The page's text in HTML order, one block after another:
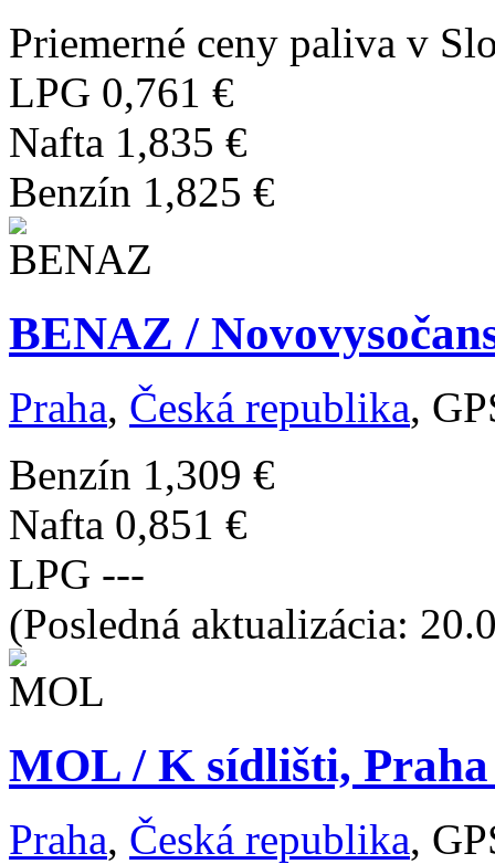
Priemerné ceny paliva v
LPG 0,761 €
Nafta 1,835 €
Benzín 1,825 €
BENAZ /
Praha, Česká republika,
Benzín 1,309 €
Nafta 0,851 €
LPG ---
(Posledná aktualizácia:
MOL / K sídlišti, Praha
Praha, Česká republika,